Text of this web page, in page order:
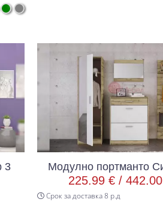
3 Модулно портманто
225.99 € /
Срок за доставка 8 р.д